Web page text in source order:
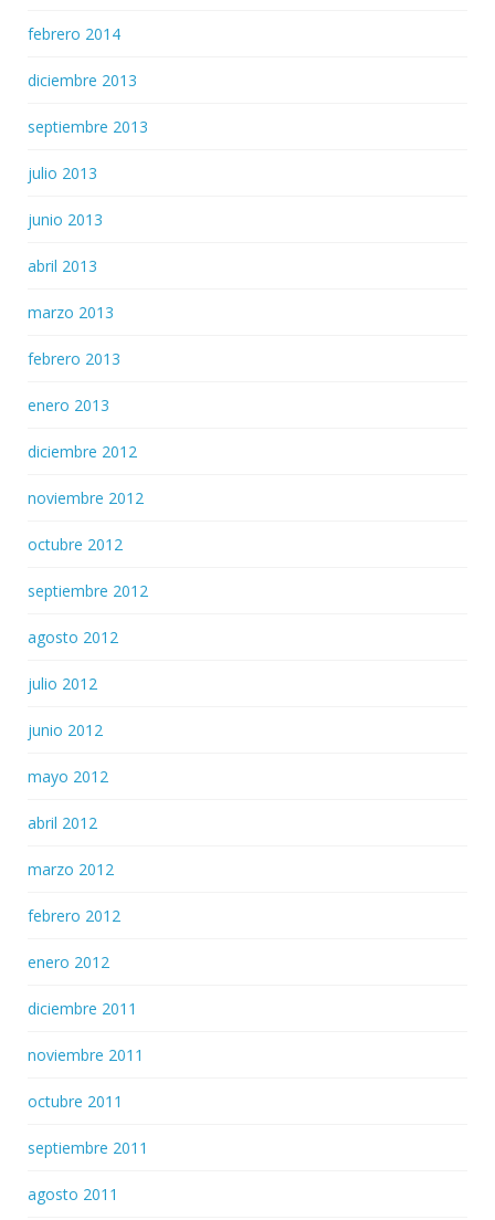
febrero 2014
diciembre 2013
septiembre 2013
julio 2013
junio 2013
abril 2013
marzo 2013
febrero 2013
enero 2013
diciembre 2012
noviembre 2012
octubre 2012
septiembre 2012
agosto 2012
julio 2012
junio 2012
mayo 2012
abril 2012
marzo 2012
febrero 2012
enero 2012
diciembre 2011
noviembre 2011
octubre 2011
septiembre 2011
agosto 2011